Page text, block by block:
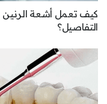
كيف تعمل أشعة
التفاصيل؟